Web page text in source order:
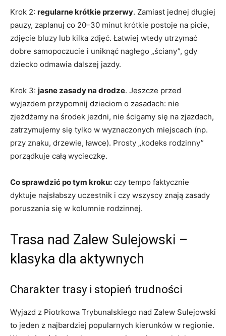
Krok 2: regularne krótkie przerwy. Zamiast jednej długiej
pauzy, zaplanuj co 20–30 minut krótkie postoje na picie,
zdjęcie bluzy lub kilka zdjęć. Łatwiej wtedy utrzymać
dobre samopoczucie i uniknąć nagłego „ściany”, gdy
dziecko odmawia dalszej jazdy.
Krok 3: jasne zasady na drodze. Jeszcze przed
wyjazdem przypomnij dzieciom o zasadach: nie
zjeżdżamy na środek jezdni, nie ścigamy się na zjazdach,
zatrzymujemy się tylko w wyznaczonych miejscach (np.
przy znaku, drzewie, ławce). Prosty „kodeks rodzinny”
porządkuje całą wycieczkę.
Co sprawdzić po tym kroku: czy tempo faktycznie
dyktuje najsłabszy uczestnik i czy wszyscy znają zasady
poruszania się w kolumnie rodzinnej.
Trasa nad Zalew Sulejowski –
klasyka dla aktywnych
Charakter trasy i stopień trudności
Wyjazd z Piotrkowa Trybunalskiego nad Zalew Sulejowski
to jeden z najbardziej popularnych kierunków w regionie.